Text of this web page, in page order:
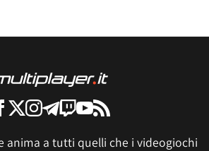
anima a tutti quelli che i videogiochi